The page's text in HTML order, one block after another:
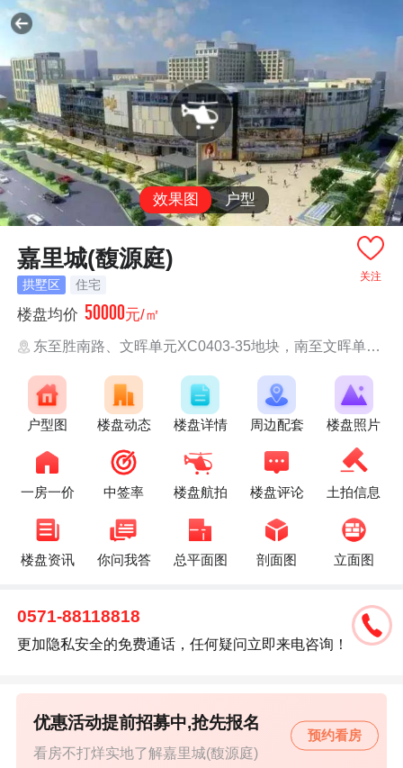
效果图 户型
关注
嘉里城(馥源庭)
拱墅区 住宅
楼盘均价 50000元/㎡
东至胜南路、文晖单元XC0403-35地块，南至文晖单元XC0404-08地块，西至东...
户型图 楼盘动态 楼盘详情 周边配套 楼盘照片
一房一价 中签率 楼盘航拍 楼盘评论 土拍信息
楼盘资讯 你问我答 总平面图 剖面图 立面图
0571-88118818
更加隐私安全的免费通话，任何疑问立即来电咨询！
看房不打烊实地了解嘉里城(馥源庭)
优惠活动提前招募中,抢先报名
预约看房